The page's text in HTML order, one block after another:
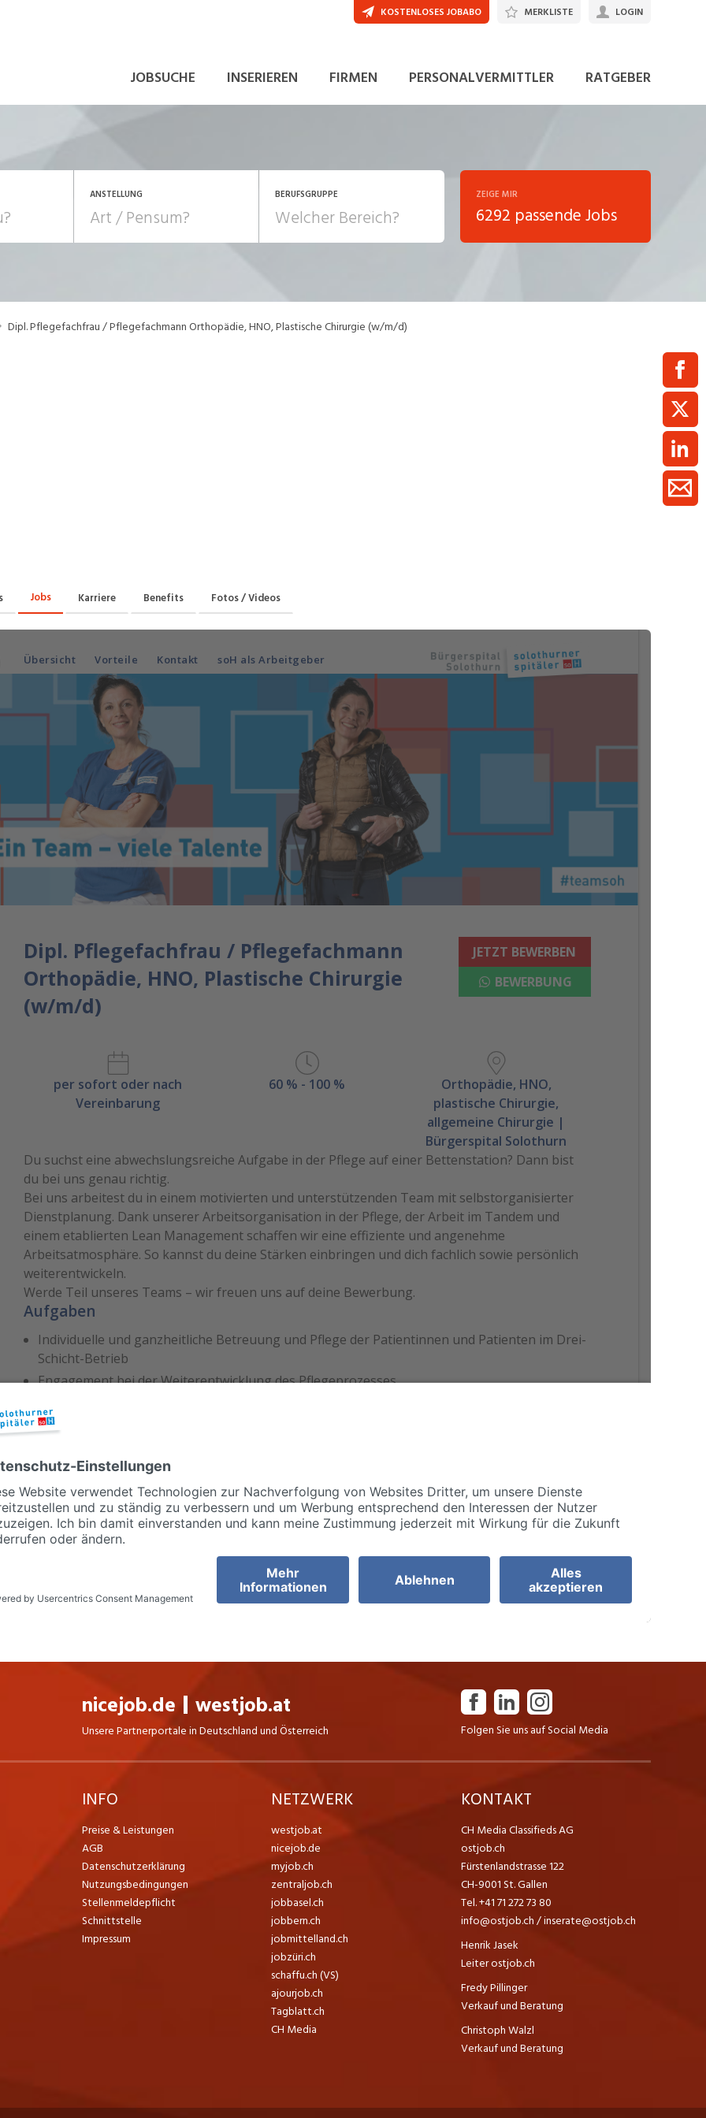
JOBSUCHE INSERIEREN FIRMEN PERSONALVERMITTLER RATGEBER
KOSTENLOSES JOBABO MERKLISTE LOGIN
ANSTELLUNG
Temporär (befristet)
Führungsposition
BERUFSGRUPPE
Human Resources Einkauf, Logistik, Transport,
Verkehr
ZEIGE MIR
6292 passende Jobs
Dipl. Pflegefachfrau / Pflegefachmann Orthopädie, HNO, Plastische Chirurgie (w/m/d)
JETZT BEWERBEN
Jobs Karriere Benefits Fotos / Videos
nicejob.de westjob.at
Unsere Partnerportale in Deutschland und Österreich Folgen Sie uns auf Social Media
INFO
Preise & Leistungen
AGB
Datenschutzerklärung
Nutzungsbedingungen
Stellenmeldepflicht
Schnittstelle
Impressum
NETZWERK
westjob.at
nicejob.de
myjob.ch
zentraljob.ch
jobbasel.ch
jobbern.ch
jobmittelland.ch
jobzüri.ch
schaffu.ch (VS)
ajourjob.ch
Tagblatt.ch
CH Media
KONTAKT
CH Media Classifieds AG
ostjob.ch
Fürstenlandstrasse 122
CH-9001 St. Gallen
Tel. +41 71 272 73 80
info@ostjob.ch/inserate@ostjob.ch
Henrik Jasek
Leiter ostjob.ch
Fredy Pillinger
Verkauf und Beratung
Christoph Walzl
Verkauf und Beratung